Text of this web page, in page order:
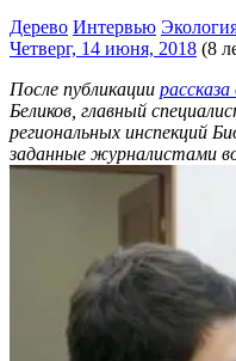
Дерево Интервью
Четверг, 14 июня, 2018 (8
После публикации
Беликов, главный
региональных инспекций
заданные журналистами